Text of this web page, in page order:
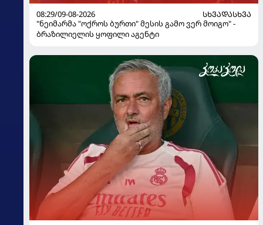
08:29/09-08-2026
ᲡᲮᲕᲐᲓᲐᲡᲮᲕᲐ
"ნეიმარმა "ოქროს ბურთი" მესის გამო ვერ მოიგო" -
ბრაზილიელის ყოფილი აგენტი